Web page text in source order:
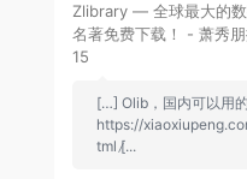
Zlibrary — 全球最大的
名著免费下载！ - 萧秀
15
[…] Olib，国内可以用
https://
tml [̷...